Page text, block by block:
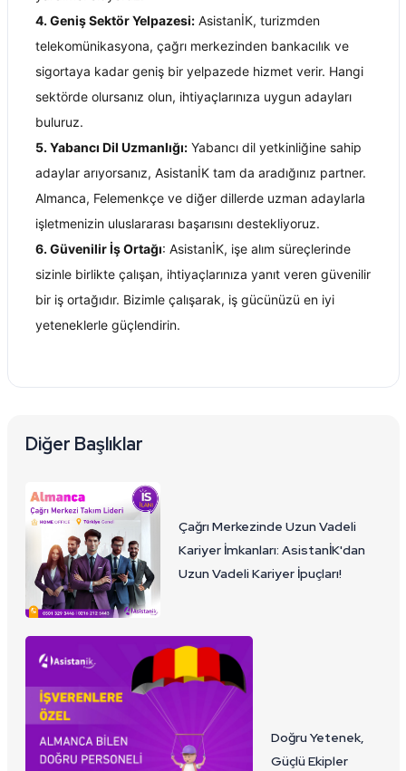
4. Geniş Sektör Yelpazesi: AsistanİK, turizmden
telekomünikasyona, çağrı merkezinden bankacılık ve
sigortaya kadar geniş bir yelpazede hizmet verir. Hangi
sektörde olursanız olun, ihtiyaçlarınıza uygun adayları
buluruz.
5. Yabancı Dil Uzmanlığı: Yabancı dil yetkinliğine sahip
adaylar arıyorsanız, AsistanİK tam da aradığınız partner.
Almanca, Felemenkçe ve diğer dillerde uzman adaylarla
işletmenizin uluslararası başarısını destekliyoruz.
6. Güvenilir İş Ortağı: AsistanİK, işe alım süreçlerinde
sizinle birlikte çalışan, ihtiyaçlarınıza yanıt veren güvenilir
bir iş ortağıdır. Bizimle çalışarak, iş gücünüzü en iyi
yeteneklerle güçlendirin.
Diğer Başlıklar
Çağrı Merkezinde Uzun Vadeli
Kariyer İmkanları: AsistanİK'dan
Uzun Vadeli Kariyer İpuçları!
Doğru Yetenek,
Güçlü Ekipler